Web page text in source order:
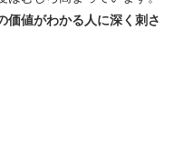
価値がわかる人に深く刺さ